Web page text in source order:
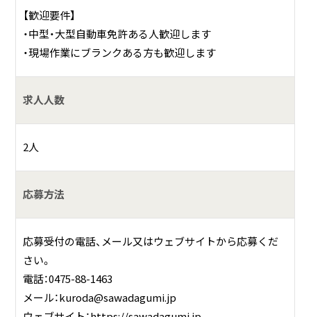
【歓迎要件】
・中型・大型自動車免許ある人歓迎します
・現場作業にブランクある方も歓迎します
求人人数
2人
応募方法
応募受付の電話、メール又はウェブサイトから応募くだ
さい。
電話：0475-88-1463
メール：kuroda@sawadagumi.jp